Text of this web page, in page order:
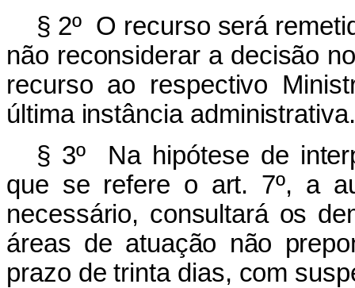
§ 2º O recurso será
não reconsiderar a decisão
recurso ao respectivo
última instância administrativa.
§ 3º Na hipótese de
que se refere o art. 7º, a
necessário, consultará os
áreas de atuação não
prazo de trinta dias, com